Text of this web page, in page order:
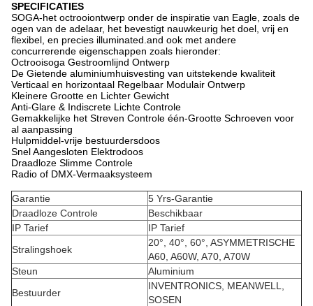
SPECIFICATIES
SOGA-het octrooiontwerp onder de inspiratie van Eagle, zoals de
ogen van de adelaar, het bevestigt nauwkeurig het doel, vrij en
flexibel, en precies illuminated.and ook met andere
concurrerende eigenschappen zoals hieronder:
Octrooisoga Gestroomlijnd Ontwerp
De Gietende aluminiumhuisvesting van uitstekende kwaliteit
Verticaal en horizontaal Regelbaar Modulair Ontwerp
Kleinere Grootte en Lichter Gewicht
Anti-Glare & Indiscrete Lichte Controle
Gemakkelijke het Streven Controle één-Grootte Schroeven voor
al aanpassing
Hulpmiddel-vrije bestuurdersdoos
Snel Aangesloten Elektrodoos
Draadloze Slimme Controle
Radio of DMX-Vermaaksysteem
Garantie
5 Yrs-Garantie
Draadloze Controle
Beschikbaar
IP Tarief
IP Tarief
Stralingshoek
20°, 40°, 60°, ASYMMETRISCHE
A60, A60W, A70, A70W
Steun
Aluminium
Bestuurder
INVENTRONICS, MEANWELL,
SOSEN